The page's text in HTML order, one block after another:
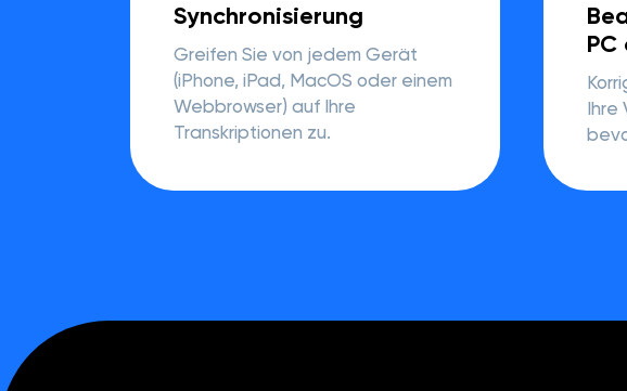
Synchronisierung
Greifen Sie von jedem Gerät
(iPhone, iPad, MacOS oder einem
Webbrowser) auf Ihre
Transkriptionen zu.
Ihre